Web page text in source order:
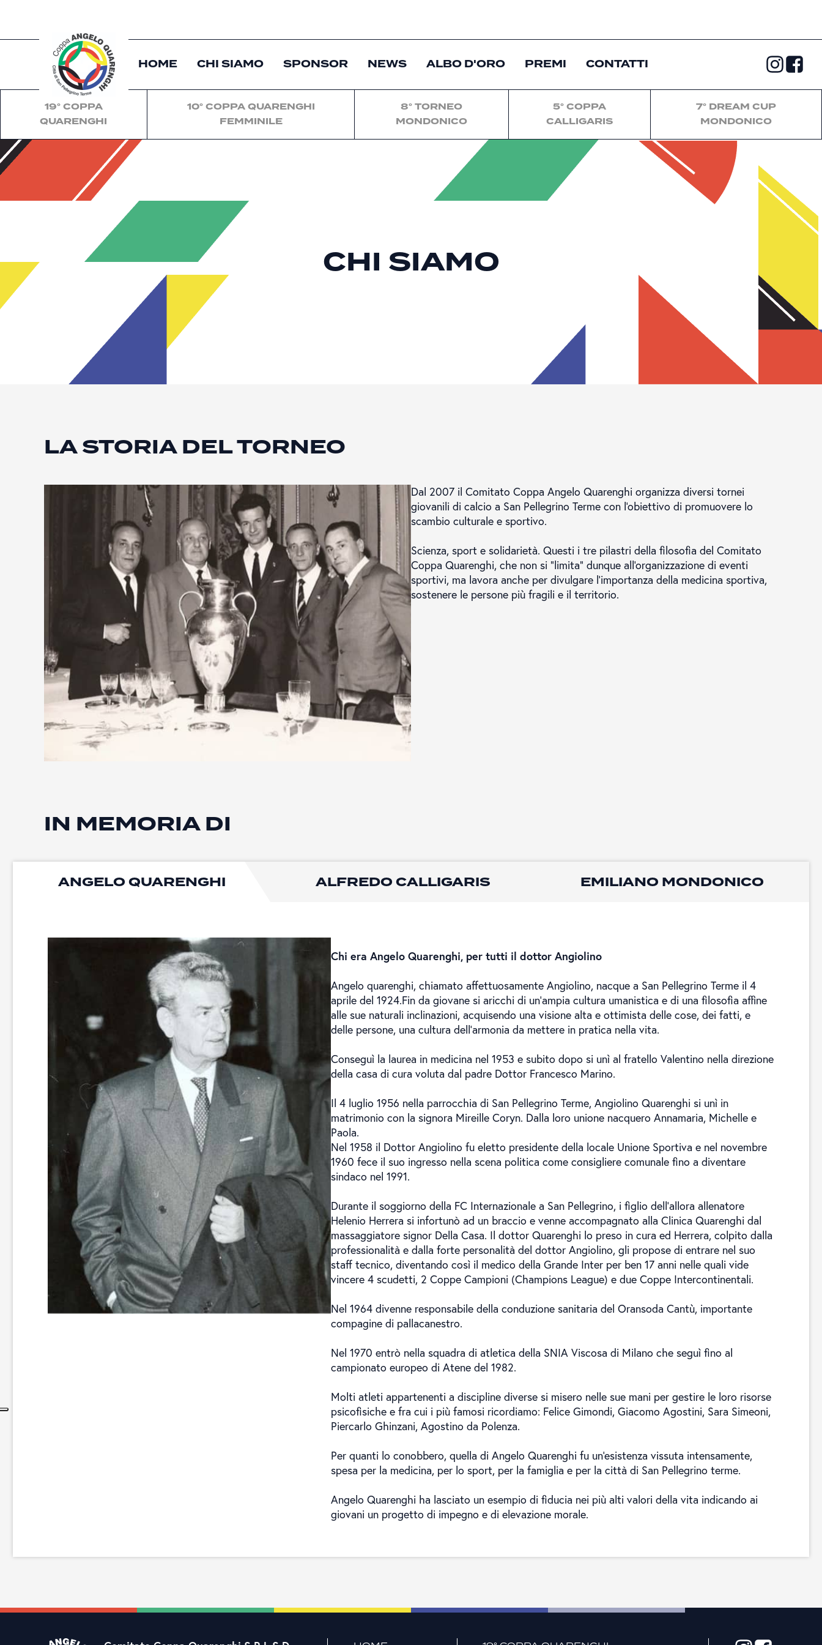
HOME CHI SIAMO SPONSOR NEWS ALBO D'ORO PREMI CONTATTI
19° COPPA
QUARENGHI
10° COPPA QUARENGHI
FEMMINILE
8° TORNEO
MONDONICO
5° COPPA
CALLIGARIS
7° DREAM CUP
MONDONICO
CHI SIAMO
LA STORIA DEL TORNEO
Dal 2007 il Comitato Coppa Angelo Quarenghi organizza diversi tornei
giovanili di calcio a San Pellegrino Terme con l'obiettivo di promuovere lo
scambio culturale e sportivo.
Scienza, sport e solidarietà. Questi i tre pilastri della filosofia del Comitato
Coppa Quarenghi, che non si "limita" dunque all'organizzazione di eventi
sportivi, ma lavora anche per divulgare l'importanza della medicina sportiva,
sostenere le persone più fragili e il territorio.
IN MEMORIA DI
ANGELO QUARENGHI ALFREDO CALLIGARIS EMILIANO MONDONICO
Chi era Angelo Quarenghi, per tutti il dottor Angiolino
Angelo quarenghi, chiamato affettuosamente Angiolino, nacque a San Pellegrino Terme il 4
aprile del 1924.Fin da giovane si aricchi di un'ampia cultura umanistica e di una filosofia affine
alle sue naturali inclinazioni, acquisendo una visione alta e ottimista delle cose, dei fatti, e
delle persone, una cultura dell'armonia da mettere in pratica nella vita.
Conseguì la laurea in medicina nel 1953 e subito dopo si unì al fratello Valentino nella direzione
della casa di cura voluta dal padre Dottor Francesco Marino.
Il 4 luglio 1956 nella parrocchia di San Pellegrino Terme, Angiolino Quarenghi si unì in
matrimonio con la signora Mireille Coryn. Dalla loro unione nacquero Annamaria, Michelle e
Paola.
Nel 1958 il Dottor Angiolino fu eletto presidente della locale Unione Sportiva e nel novembre
1960 fece il suo ingresso nella scena politica come consigliere comunale fino a diventare
sindaco nel 1991.
Durante il soggiorno della FC Internazionale a San Pellegrino, i figlio dell'allora allenatore
Helenio Herrera si infortunò ad un braccio e venne accompagnato alla Clinica Quarenghi dal
massaggiatore signor Della Casa. Il dottor Quarenghi lo preso in cura ed Herrera, colpito dalla
professionalità e dalla forte personalità del dottor Angiolino, gli propose di entrare nel suo
staff tecnico, diventando così il medico della Grande Inter per ben 17 anni nelle quali vide
vincere 4 scudetti, 2 Coppe Campioni (Champions League) e due Coppe Intercontinentali.
Nel 1964 divenne responsabile della conduzione sanitaria del Oransoda Cantù, importante
compagine di pallacanestro.
Nel 1970 entrò nella squadra di atletica della SNIA Viscosa di Milano che seguì fino al
campionato europeo di Atene del 1982.
Molti atleti appartenenti a discipline diverse si misero nelle sue mani per gestire le loro risorse
psicofisiche e fra cui i più famosi ricordiamo: Felice Gimondi, Giacomo Agostini, Sara Simeoni,
Piercarlo Ghinzani, Agostino da Polenza.
Per quanti lo conobbero, quella di Angelo Quarenghi fu un'esistenza vissuta intensamente,
spesa per la medicina, per lo sport, per la famiglia e per la città di San Pellegrino terme.
Angelo Quarenghi ha lasciato un esempio di fiducia nei più alti valori della vita indicando ai
giovani un progetto di impegno e di elevazione morale.